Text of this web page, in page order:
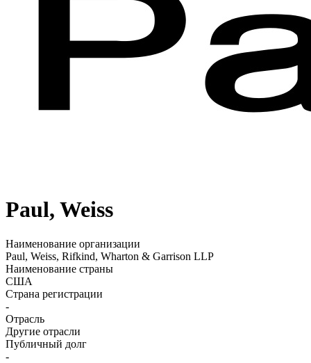
Paul, Weiss
Наименование организации
Paul, Weiss, Rifkind, Wharton & Garrison LLP
Наименование страны
США
Страна регистрации
-
Отрасль
Другие отрасли
Публичный долг
-